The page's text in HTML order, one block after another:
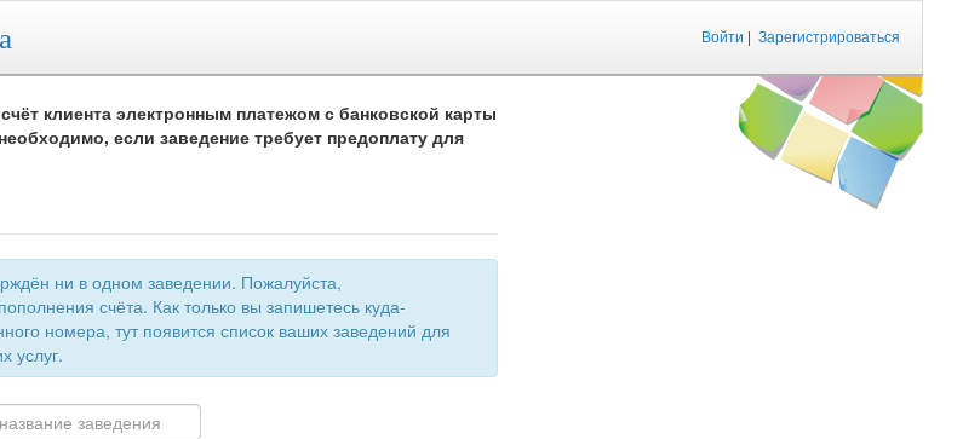
Войти | Зарегистрироваться
клиента электронным платежом с банковской карты
если заведение требует предоплату для
в одном заведении. Пожалуйста,
счёта. Как только вы запишетесь куда-
их услуг.